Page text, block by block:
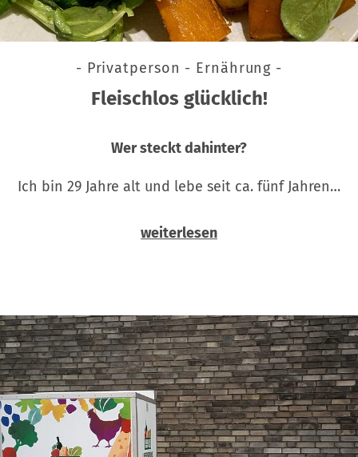
- Privatperson - Ernährung -
Fleischlos glücklich!
Wer steckt dahinter?
Ich bin 29 Jahre alt und lebe seit ca. fünf Jahren…
weiterlesen